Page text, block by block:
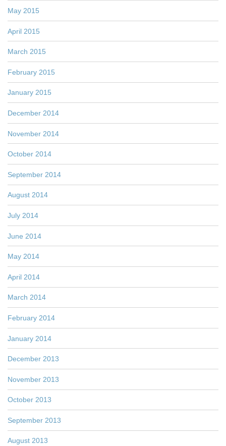
May 2015
April 2015
March 2015
February 2015
January 2015
December 2014
November 2014
October 2014
September 2014
August 2014
July 2014
June 2014
May 2014
April 2014
March 2014
February 2014
January 2014
December 2013
November 2013
October 2013
September 2013
August 2013